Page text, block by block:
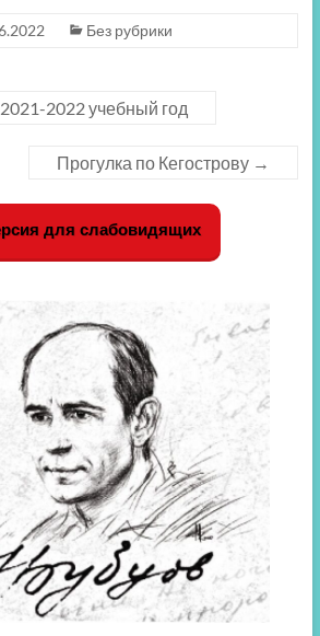
Без рубрики
2022 учебный год
Прогулка по Кегострову →
для слабовидящих